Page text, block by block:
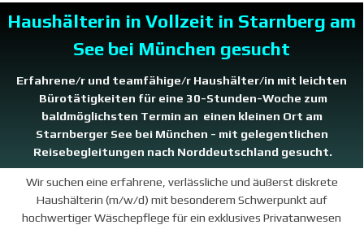
Haushälterin in Vollzeit in Starnberg am
See bei München gesucht
Erfahrene/r und teamfähige/r Haushälter/in mit leichten
Bürotätigkeiten für eine 30-Stunden-Woche zum
baldmöglichsten Termin an einen kleinen Ort am
Starnberger See bei München - mit gelegentlichen
Reisebegleitungen nach Norddeutschland gesucht.
Wir suchen eine erfahrene, verlässliche und äußerst diskrete
Haushälterin (m/w/d) mit besonderem Schwerpunkt auf
hochwertiger Wäschepflege für ein exklusives Privatanwesen